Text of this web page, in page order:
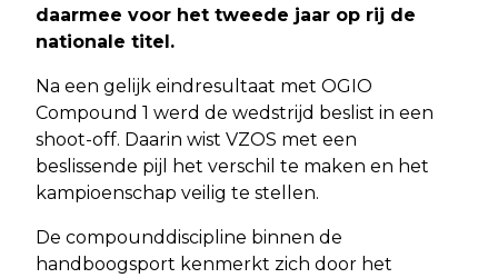
daarmee voor het tweede jaar op rij de
nationale titel.
Na een gelijk eindresultaat met OGIO
Compound 1 werd de wedstrijd beslist in een
shoot-off. Daarin wist VZOS met een
beslissende pijl het verschil te maken en het
kampioenschap veilig te stellen.
De compounddiscipline binnen de
handboogsport kenmerkt zich door het